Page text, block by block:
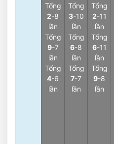
Tổng
2-8
lần
Tổng
9-7
lần
Tổng
4-6
lần
Tổng
3-10
lần
Tổng
6-8
lần
Tổng
7-7
lần
Tổng
2-11
lần
Tổng
6-11
lần
Tổng
9-8
lần